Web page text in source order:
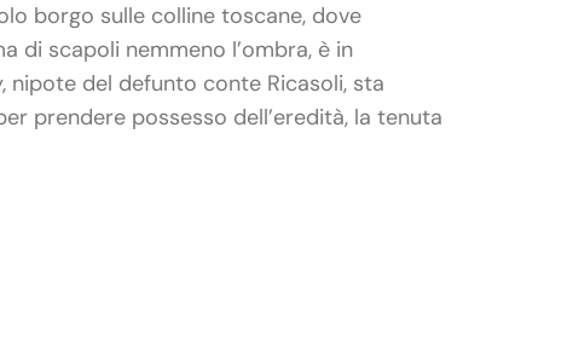
borgo sulle colline toscane, dove
di scapoli nemmeno l’ombra, è in
nipote del defunto conte Ricasoli, sta
prendere possesso dell’eredità, la tenuta